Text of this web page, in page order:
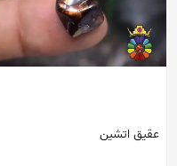
عقیق اتشین